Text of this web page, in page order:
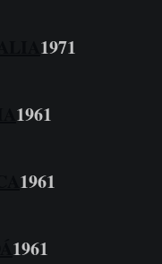
1971
1961
1961
1961